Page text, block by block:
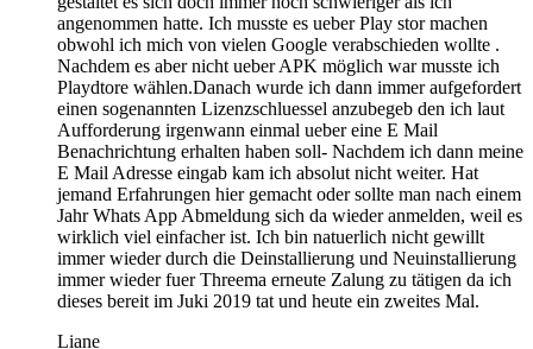
angenommen hatte. Ich musste es ueber Play stor machen
obwohl ich mich von vielen Google verabschieden wollte .
Nachdem es aber nicht ueber APK möglich war musste ich
Playdtore wählen.Danach wurde ich dann immer aufgefordert
einen sogenannten Lizenzschluessel anzubegeb den ich laut
Aufforderung irgenwann einmal ueber eine E Mail
Benachrichtung erhalten haben soll- Nachdem ich dann meine
E Mail Adresse eingab kam ich absolut nicht weiter. Hat
jemand Erfahrungen hier gemacht oder sollte man nach einem
Jahr Whats App Abmeldung sich da wieder anmelden, weil es
wirklich viel einfacher ist. Ich bin natuerlich nicht gewillt
immer wieder durch die Deinstallierung und Neuinstallierung
immer wieder fuer Threema erneute Zalung zu tätigen da ich
dieses bereit im Juki 2019 tat und heute ein zweites Mal.
Liane